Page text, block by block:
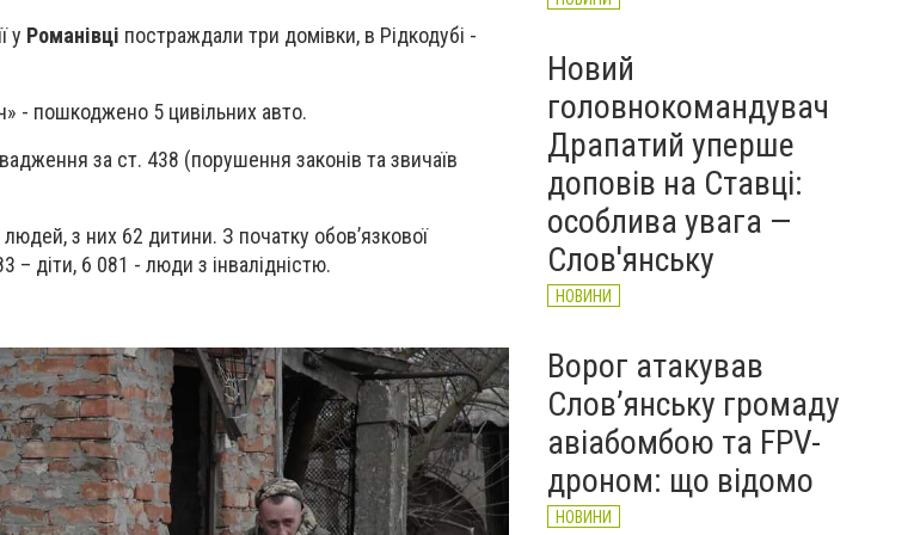
у Романівці постраждали три домівки, в Рідкодубі -
- пошкоджено 5 цивільних авто.
за ст. 438 (порушення законів та звичаїв
з них 62 дитини. З початку обов’язкової
– діти, 6 081 - люди з інвалідністю.
Новий
головнокомандувач
Драпатий уперше
доповів на Ставці:
особлива увага —
Слов'янську
НОВИНИ
Ворог атакував
Слов’янську громаду
авіабомбою та FPV-
дроном: що відомо
НОВИНИ